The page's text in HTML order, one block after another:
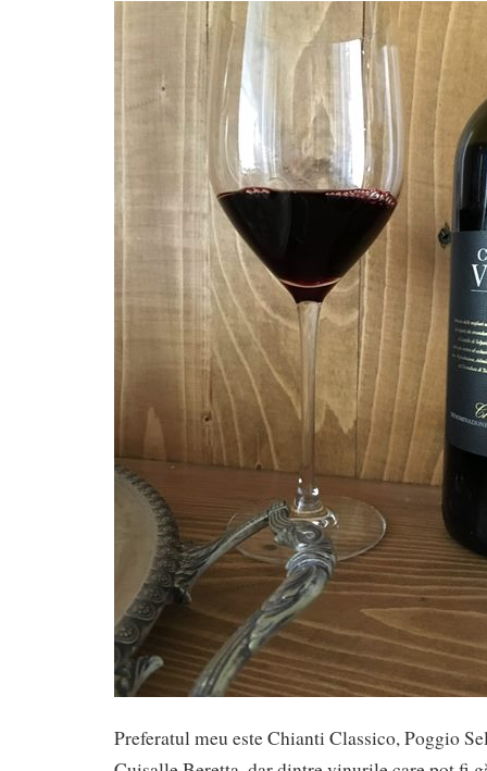
Preferatul meu este Chianti Classico, Poggio